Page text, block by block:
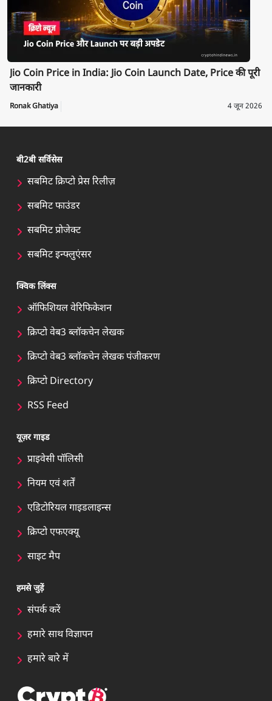
Jio Coin Price in India: Jio Coin Launch Date, Price की पूरी
जानकारी
Ronak Ghatiya 4 जून 2026
बी2बी सर्विसेस
सबमिट क्रिप्टो प्रेस रिलीज़
सबमिट फाउंडर
सबमिट प्रोजेक्ट
सबमिट इन्फ्लुएंसर
क्विक लिंक्स
ऑफिशियल वेरिफिकेशन
क्रिप्टो वेब3 ब्लॉकचेन लेखक
क्रिप्टो वेब3 ब्लॉकचेन लेखक पंजीकरण
क्रिप्टो Directory
RSS Feed
यूज़र गाइड
प्राइवेसी पॉलिसी
नियम एवं शर्तें
एडिटोरियल गाइडलाइन्स
क्रिप्टो एफएक्यू
साइट मैप
हमसे जुड़ें
संपर्क करें
हमारे साथ विज्ञापन
हमारे बारे में